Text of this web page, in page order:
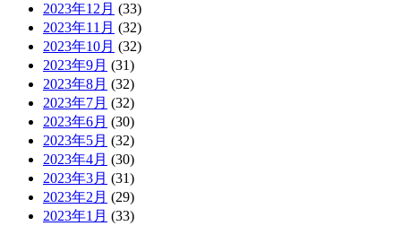
2023年12月 (33)
2023年11月 (32)
2023年10月 (32)
2023年9月 (31)
2023年8月 (32)
2023年7月 (32)
2023年6月 (30)
2023年5月 (32)
2023年4月 (30)
2023年3月 (31)
2023年2月 (29)
2023年1月 (33)